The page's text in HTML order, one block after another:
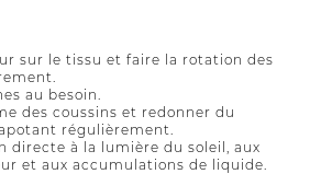
sur le tissu et faire la rotation des
au besoin.
des coussins et redonner du
régulièrement.
directe à la lumière du soleil, aux
et aux accumulations de liquide.